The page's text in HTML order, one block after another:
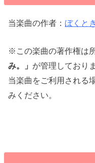
当楽曲の作者：ぼくと
※この楽曲の著作権は
み。」 が管理しており
当楽曲をご利用される
みください。